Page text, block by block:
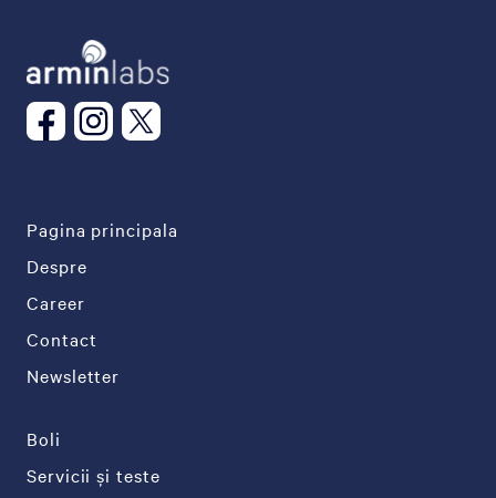
Pagina principala
Despre
Career
Contact
Newsletter
Boli
Servicii și teste